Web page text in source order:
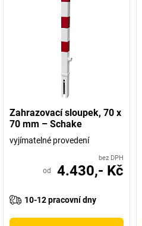
Zahrazovací sloupek, 70 x
70 mm – Schake
vyjímatelné provedení
bez DPH
od 4.430,- Kč
10-12 pracovní dny